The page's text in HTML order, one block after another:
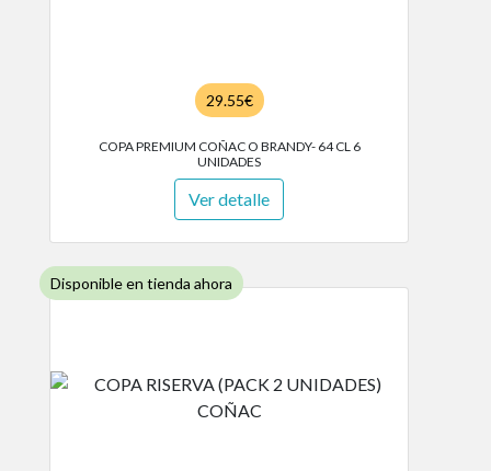
29.55€
COPA PREMIUM COÑAC O BRANDY- 64 CL 6
UNIDADES
Ver detalle
Disponible en tienda ahora